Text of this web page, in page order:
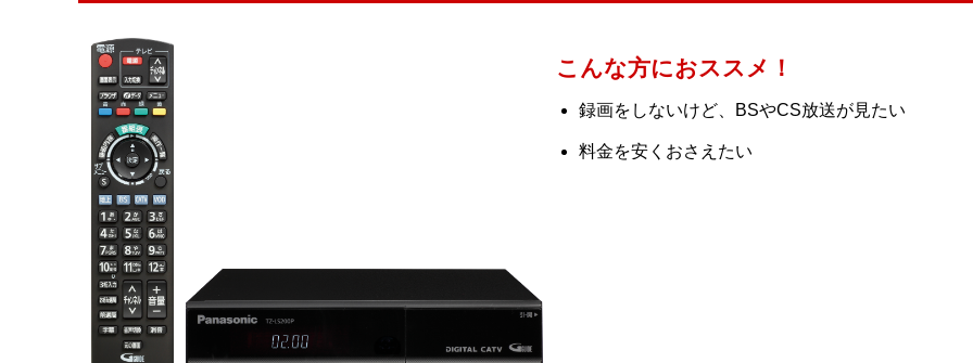
こんな方におススメ！
録画をしないけど、BSやCS放送が見たい
料金を安くおさえたい